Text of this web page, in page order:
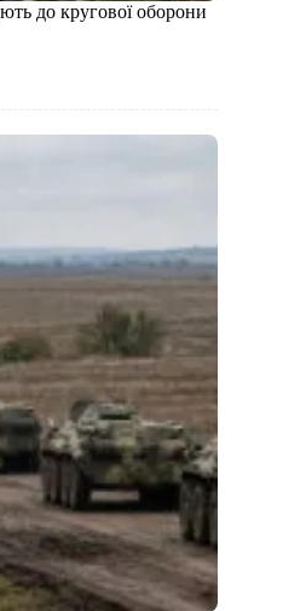
до кругової оборони